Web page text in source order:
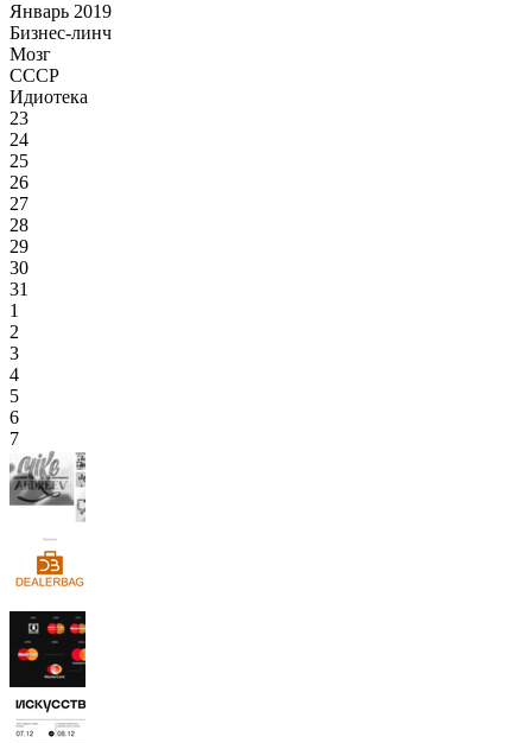
Январь 2019
Бизнес-линч
Мозг
СССР
Идиотека
23
24
25
26
27
28
29
30
31
1
2
3
4
5
6
7